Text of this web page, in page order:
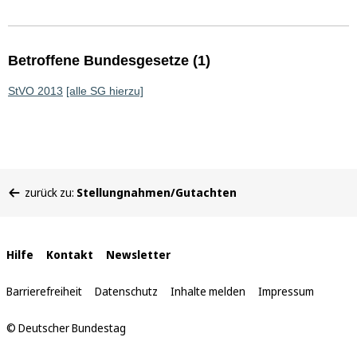
Betroffene Bundesgesetze (1)
StVO 2013 [alle SG hierzu]
befinden
zurück zu: Stellungnahmen/Gutachten
Interne
Links
Hilfe Kontakt Newsletter
Barrierefreiheit Datenschutz Inhalte melden Impressum
© Deutscher Bundestag